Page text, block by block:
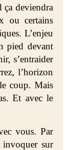
ça deviendra
ou certains
L’enjeu
pied devant
s’entraider
l’horizon
coup. Mais
Et avec le
vous. Par
sur